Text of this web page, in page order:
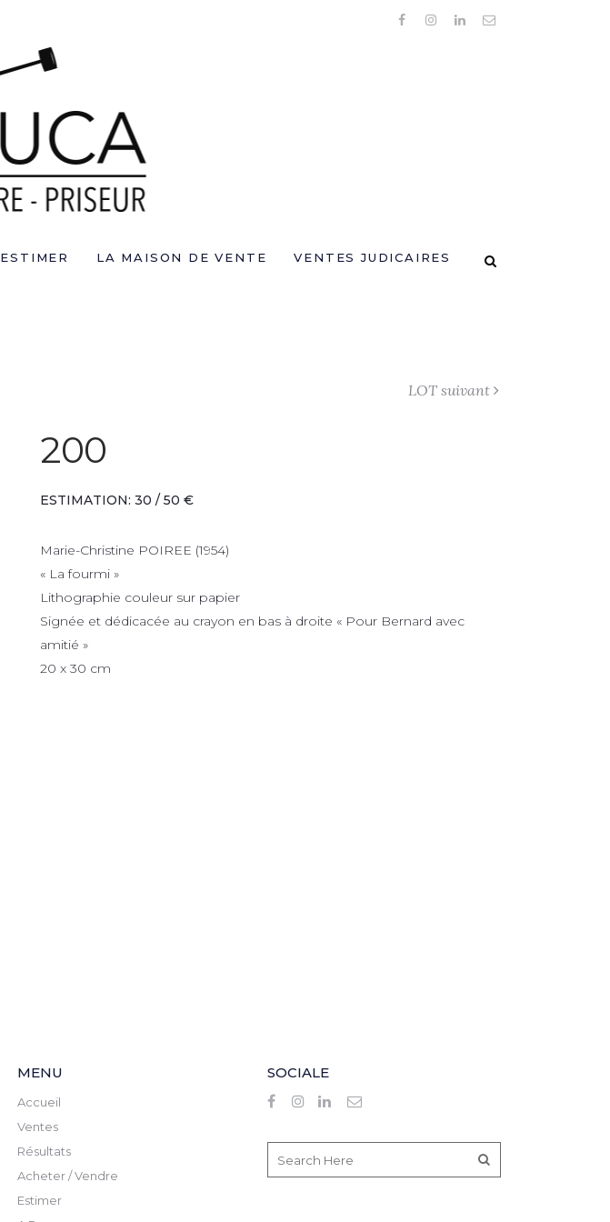
ESTIMER LA MAISON DE VENTE VENTES JUDICAIRES
LOT suivant
200
ESTIMATION: 30 / 50 €
Marie-Christine POIREE (1954)
« La fourmi »
Lithographie couleur sur papier
Signée et dédicacée au crayon en bas à droite « Pour Bernard avec
amitié »
20 x 30 cm
MENU
Accueil
Ventes
Résultats
Acheter / Vendre
Estimer
SOCIALE